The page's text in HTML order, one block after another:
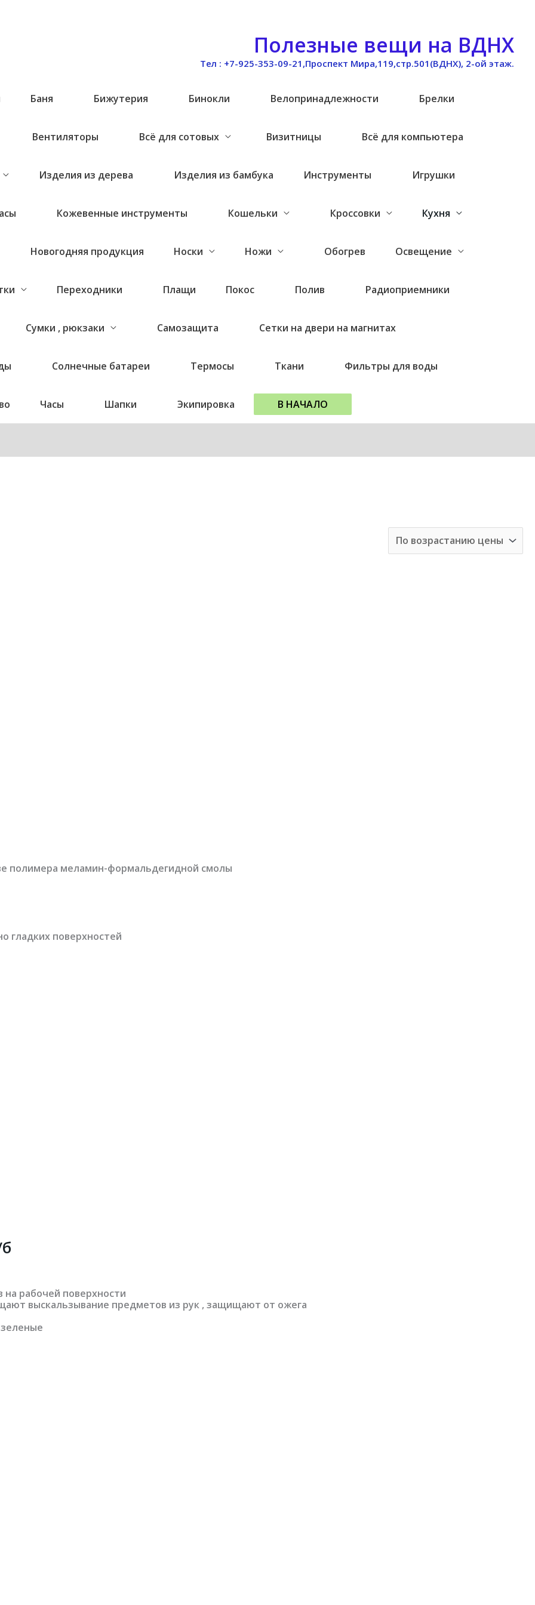
Полезные вещи на ВДНХ
Тел : +7-925-353-09-21,Проспект Мира,119,стр.501(ВДНХ), 2-ой этаж.
Баня Бижутерия Бинокли Велопринадлежности Брелки
Вентиляторы Всё для сотовых Визитницы Всё для компьютера
Изделия из дерева Изделия из бамбука Инструменты Игрушки
Кожевенные инструменты Кошельки Кроссовки Кухня
Новогодняя продукция Носки Ножи Обогрев Освещение
Переходники Плащи Покос Полив Радиоприемники
Сумки , рюкзаки Самозащита Сетки на двери на магнитах
Солнечные батареи Термосы Ткани Фильтры для воды
Часы Шапки Экипировка В НАЧАЛО
полимера меламин-формальдегидной смолы
гладких поверхностей
рабочей поверхности
выскальзывание предметов из рук , защищают от ожега